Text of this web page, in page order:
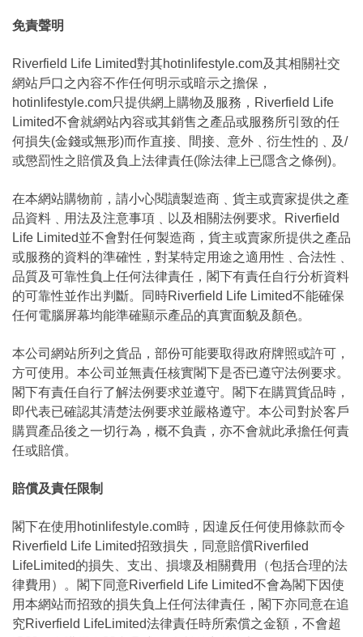
免責聲明
Riverfield Life Limited對其hotinlifestyle.com及其相關社交
網站戶口之內容不作任何明示或暗示之擔保，
hotinlifestyle.com只提供網上購物及服務，Riverfield Life
Limited不會就網站內容或其銷售之產品或服務所引致的任
何損失(金錢或無形)而作直接、間接、意外﹑衍生性的﹑及/
或懲罰性之賠償及負上法律責任(除法律上已隱含之條例)。
在本網站購物前，請小心閱讀製造商﹑貨主或賣家提供之產
品資料﹑用法及注意事項﹑以及相關法例要求。Riverfield
Life Limited並不會對任何製造商，貨主或賣家所提供之產品
或服務的資料的準確性，對某特定用途之適用性﹑合法性﹑
品質及可靠性負上任何法律責任，閣下有責任自行分析資料
的可靠性並作出判斷。同時Riverfield Life Limited不能確保
任何電腦屏幕均能準確顯示產品的真實面貌及顏色。
本公司網站所列之貨品，部份可能要取得政府牌照或許可，
方可使用。本公司並無責任核實閣下是否已遵守法例要求。
閣下有責任自行了解法例要求並遵守。閣下在購買貨品時，
即代表已確認其清楚法例要求並嚴格遵守。本公司對於客戶
購買產品後之一切行為，概不負責，亦不會就此承擔任何責
任或賠償。
賠償及責任限制
閣下在使用hotinlifestyle.com時，因違反任何使用條款而令
Riverfield Life Limited招致損失，同意賠償Riverfiled
LifeLimited的損失、支出、損壞及相關費用（包括合理的法
律費用）。閣下同意Riverfield Life Limited不會為閣下因使
用本網站而招致的損失負上任何法律責任，閣下亦同意在追
究Riverfield LifeLimited法律責任時所索償之金額，不會超